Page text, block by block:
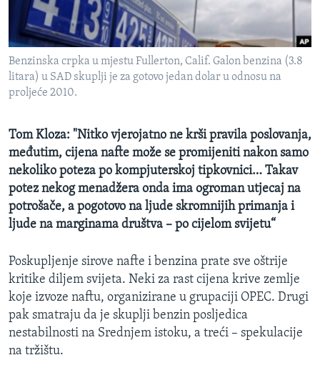
MAGAZIN
O GLASU AMERIKE
Learning English
Jezici
Benzinska crpka u mjestu Fullerton, Calif. Galon benzina (3.8
litara) u SAD skuplji je za gotovo jedan dolar u odnosu na
proljeće 2010.
Tom Kloza: "Nitko vjerojatno ne krši pravila poslovanja,
međutim, cijena nafte može se promijeniti nakon samo
nekoliko poteza po kompjuterskoj tipkovnici… Takav
potez nekog menadžera onda ima ogroman utjecaj na
potrošače, a pogotovo na ljude skromnijih primanja i
ljude na marginama društva – po cijelom svijetu“
Poskupljenje sirove nafte i benzina prate sve oštrije
kritike diljem svijeta. Neki za rast cijena krive zemlje
koje izvoze naftu, organizirane u grupaciji OPEC. Drugi
pak smatraju da je skuplji benzin posljedica
nestabilnosti na Srednjem istoku, a treći – spekulacije
na tržištu.